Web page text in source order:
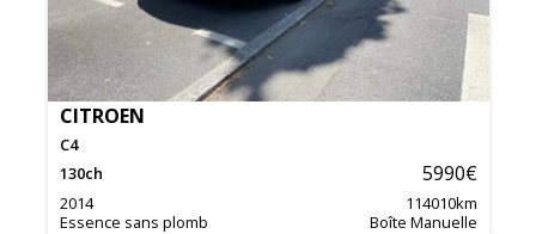
CITROEN
C4
130ch 5990€
2014 114010km
Essence sans plomb
Boîte Manuelle